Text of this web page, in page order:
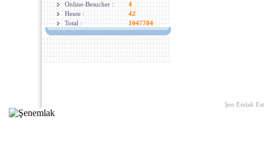
Online-Besucher :
4
Heute :
42
Total :
1047784
Şen Emlak